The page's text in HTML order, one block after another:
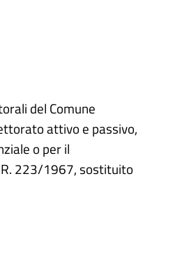
del Comune
attivo e passivo,
o per il
223/1967, sostituito